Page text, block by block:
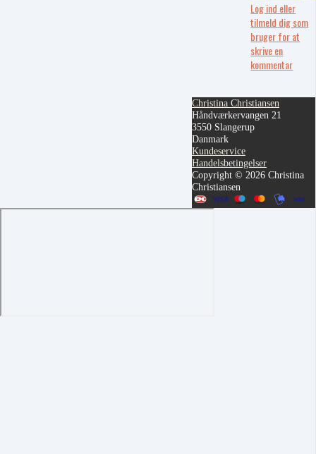
Log ind eller
tilmeld dig som
bruger for at
skrive en
kommentar
Christina Christiansen
Håndværkervangen 21
3550 Slangerup
Danmark
Kundeservice
Handelsbetingelser
Copyright © 2026 Christina
Christiansen